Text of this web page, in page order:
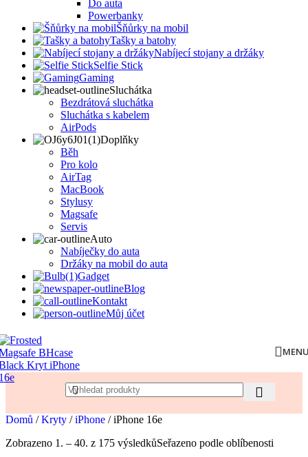
Do auta
Powerbanky
Šňůrky na mobil
Tašky a batohy
Nabíjecí stojany a držáky
Selfie Stick
Gaming
Sluchátka
Bezdrátová sluchátka
Sluchátka s kabelem
AirPods
Doplňky
Běh
Pro kolo
AirTag
MacBook
Stylusy
Magsafe
Servis
Auto
Nabíječky do auta
Držáky na mobil do auta
Gadget
Blog
Kontakt
Můj účet
Domů / Kryty / iPhone / iPhone 16e
Zobrazeno 1. – 40. z 175 výsledkůSeřazeno podle oblíbenosti